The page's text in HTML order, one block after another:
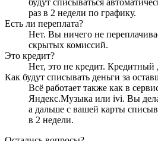
будут списываться
раз в 2 недели по графику.
Есть ли переплата?
Нет. Вы ничего не
скрытых комиссий.
Это кредит?
Нет, это не кредит. Кредитный
Как будут списывать деньги за
Всё работает также как в
Яндекс.Музыка или ivi. Вы
а дальше с вашей карты
в 2 недели.